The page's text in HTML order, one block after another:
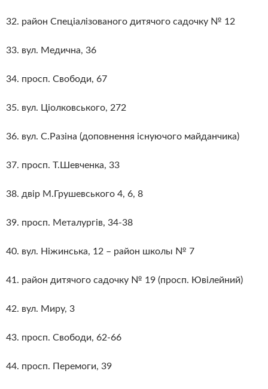
32. район Спеціалізованого дитячого садочку № 12
33. вул. Медична, 36
34. просп. Свободи, 67
35. вул. Ціолковського, 272
36. вул. С.Разіна (доповнення існуючого майданчика)
37. просп. Т.Шевченка, 33
38. двір М.Грушевського 4, 6, 8
39. просп. Металургів, 34-38
40. вул. Ніжинська, 12 – район школы № 7
41. район дитячого садочку № 19 (просп. Ювілейний)
42. вул. Миру, 3
43. просп. Свободи, 62-66
44. просп. Перемоги, 39